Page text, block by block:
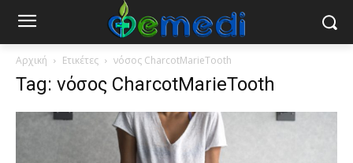
Αρχική Ετικέτες νόσος CharcotMarieTooth
Tag: νόσος CharcotMarieTooth